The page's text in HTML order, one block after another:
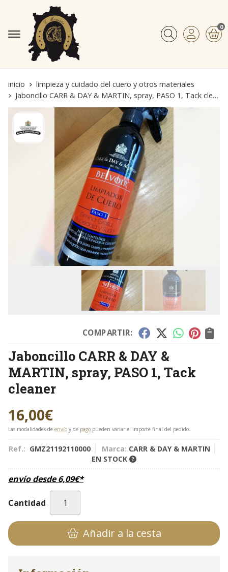
Buscar
0
inicio
limpieza y cuidado del cuero y otros materiales
Jaboncillo CARR & DAY & MARTIN, spray, PASO 1, Tack cleaner
COMPARTIR:
Jaboncillo CARR & DAY &
MARTIN, spray, PASO 1, Tack
cleaner
16,00€
Las modalidades de envío y de pago pueden variar el importe final del pedido.
Ref.: GMZ21192110000 Marca: CARR & DAY & MARTIN
EN STOCK
envío desde6,09€*
Cantidad
Añadir a la cesta